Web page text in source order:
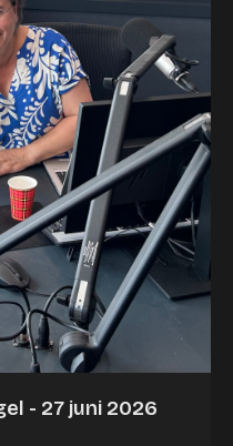
- 27 juni 2026